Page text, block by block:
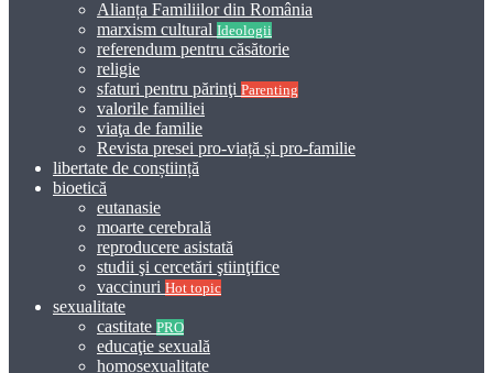
Alianța Familiilor din România
marxism cultural Ideologii
referendum pentru căsătorie
religie
sfaturi pentru părinţi Parenting
valorile familiei
viaţa de familie
Revista presei pro-viață și pro-familie
libertate de conștiință
bioetică
eutanasie
moarte cerebrală
reproducere asistată
studii şi cercetări ştiinţifice
vaccinuri Hot topic
sexualitate
castitate PRO
educaţie sexuală
homosexualitate